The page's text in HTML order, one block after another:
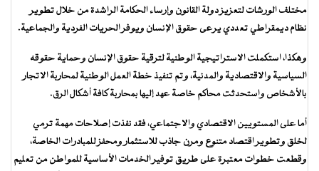
مختلف الورشات لتعزيز دولة القانون وإرساء الحكامة الراشدة من خلال تطوير
نظام ديمقراطي تعددي يرعى حقوق الإنسان ويوفر الحريات الفردية والجماعية.
وهكذا، استكملت الاستراتيجية الوطنية لترقية حقوق الإنسان وحماية حقوقه
السياسية والاقتصادية والمدنية، وتم تنفيذ خطة العمل الوطنية لمحاربة الاتجار
بالأشخاص واستحدثت محاكم خاصة عهد إليها بمحاربة كافة أشكال الرق.
أما على المستويين الاقتصادي والاجتماعي، فقد نفذت إصلاحات مهمة ترمي
لخلق وتطوير اقتصاد متنوع ومرن جاذب للاستثمار ومحفز للمبادرات الخاصة،
وقطعت خطوات معتبرة على طريق توفير الخدمات الأساسية للمواطن من تعليم